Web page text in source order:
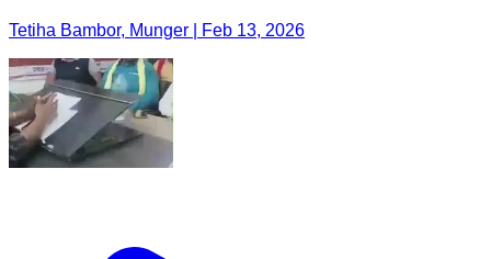
Tetiha Bambor, Munger | Feb 13, 2026